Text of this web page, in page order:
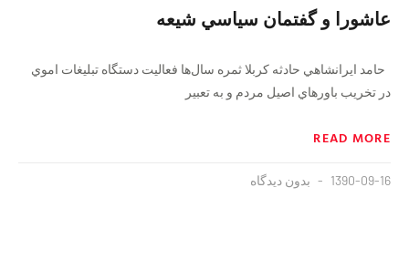
عاشورا و گفتمان سياسي شيعه
حامد ايرانشاهي حادثه كربلا ثمره سال‌ها فعاليت دستگاه تبليغات اموي
در تخريب باورهاي اصيل مردم و به تعبير
READ MORE
1390-09-16 بدون دیدگاه